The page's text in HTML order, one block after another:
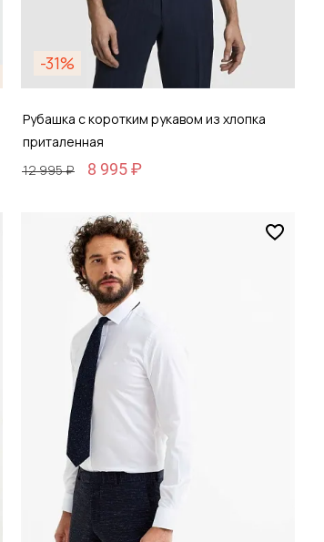
-31%
Рубашка с коротким рукавом из хлопка
приталенная
12 995 ₽
8 995 ₽
Размер
39 / 46
Добавить в корзину